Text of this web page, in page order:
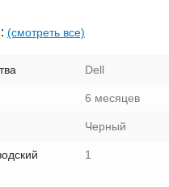
(смотреть все)
Dell
6 месяцев
Черный
1